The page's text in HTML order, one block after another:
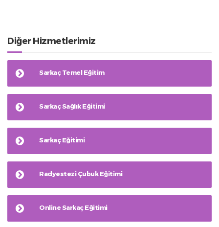
Diğer Hizmetlerimiz
Sarkaç Temel Eğitim
Sarkaç Sağlık Eğitimi
Sarkaç Eğitimi
Radyestezi Çubuk Eğitimi
Online Sarkaç Eğitimi